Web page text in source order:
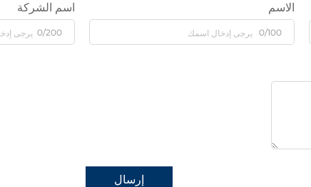
الاسم
0/100
اسم الشركة
0/200
إرسال